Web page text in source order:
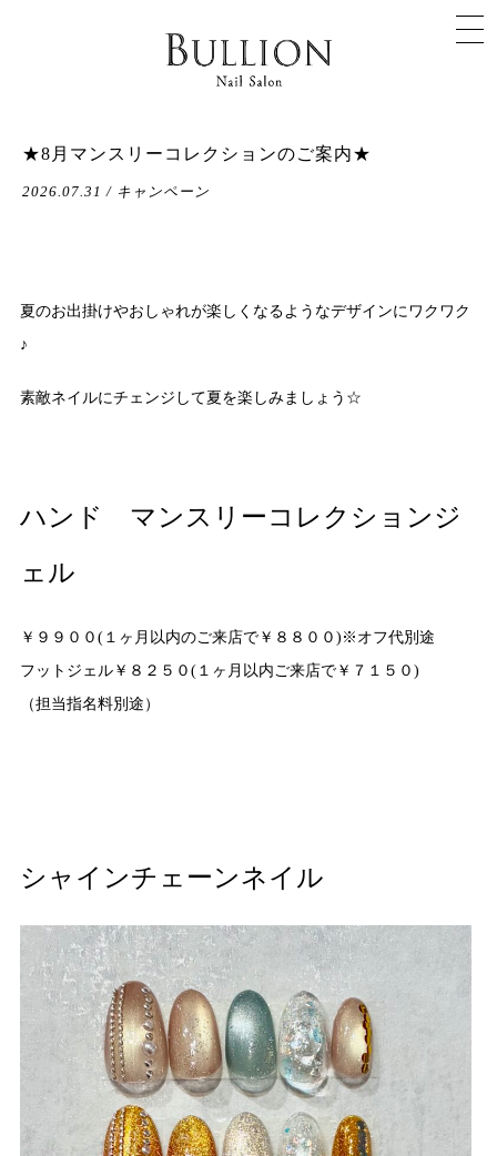
★8月マンスリーコレクションのご案内★
2026.07.31 / キャンペーン
夏のお出掛けやおしゃれが楽しくなるようなデザインにワクワク
♪
素敵ネイルにチェンジして夏を楽しみましょう☆
ハンド マンスリーコレクションジ
ェル
￥９９００(１ヶ月以内のご来店で￥８８００)※オフ代別途
フットジェル￥８２５０(１ヶ月以内ご来店で￥７１５０)
（担当指名料別途）
シャインチェーンネイル